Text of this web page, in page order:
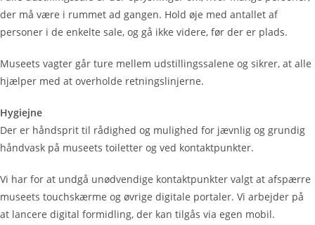
der må være i rummet ad gangen. Hold øje med antallet af
personer i de enkelte sale, og gå ikke videre, før der er plads.
Museets vagter går ture mellem udstillingssalene og sikrer, at alle
hjælper med at overholde retningslinjerne.
Hygiejne
Der er håndsprit til rådighed og mulighed for jævnlig og grundig
håndvask på museets toiletter og ved kontaktpunkter.
Vi har for at undgå unødvendige kontaktpunkter valgt at afspærre
museets touchskærme og øvrige digitale portaler. Vi arbejder på
at lancere digital formidling, der kan tilgås via egen mobil.